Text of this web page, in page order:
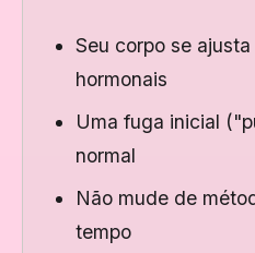
Seu corpo se
hormonais
Uma fuga inicial
normal
Não mude de
tempo